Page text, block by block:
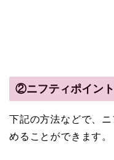
②ニフティポイン
下記の方法などで、
めることができます。